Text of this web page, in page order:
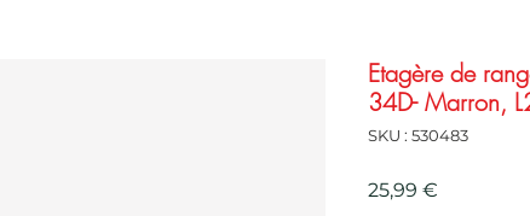
Etagère de
34D- Marron,
SKU : 530483
25,99 €